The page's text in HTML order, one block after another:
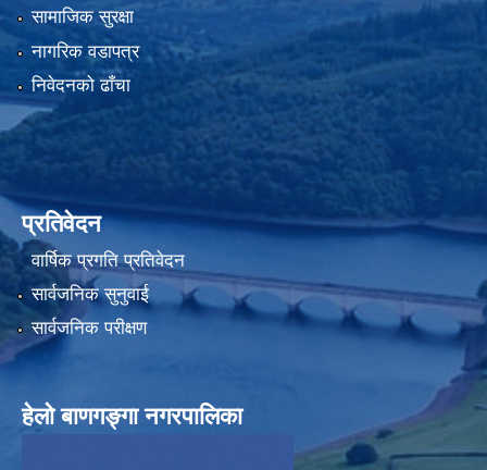
सामाजिक सुरक्षा
नागरिक वडापत्र
निवेदनको ढाँचा
प्रतिवेदन
वार्षिक प्रगति प्रतिवेदन
सार्वजनिक सुनुवाई
सार्वजनिक परीक्षण
हेलाे बाणगङ्गा नगरपालिका